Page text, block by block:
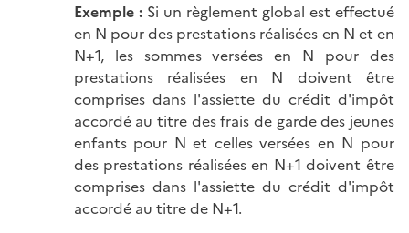
Exemple : Si un règlement global est effectué
en N pour des prestations réalisées en N et en
N+1, les sommes versées en N pour des
prestations réalisées en N doivent être
comprises dans l'assiette du crédit d'impôt
accordé au titre des frais de garde des jeunes
enfants pour N et celles versées en N pour
des prestations réalisées en N+1 doivent être
comprises dans l'assiette du crédit d'impôt
accordé au titre de N+1.